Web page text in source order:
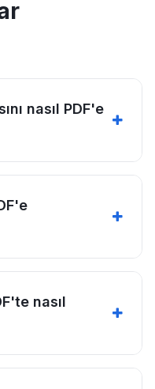
nasıl PDF'e
nasıl